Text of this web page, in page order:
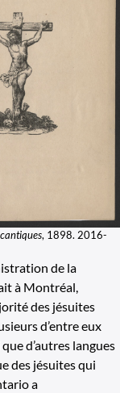
, 1898. 2016-
de la
à Montréal,
des jésuites
d’entre eux
d’autres langues
des jésuites qui
a